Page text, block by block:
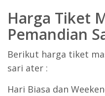
Harga Tiket
Pemandian
Berikut harga tiket
sari ater :
Hari Biasa dan